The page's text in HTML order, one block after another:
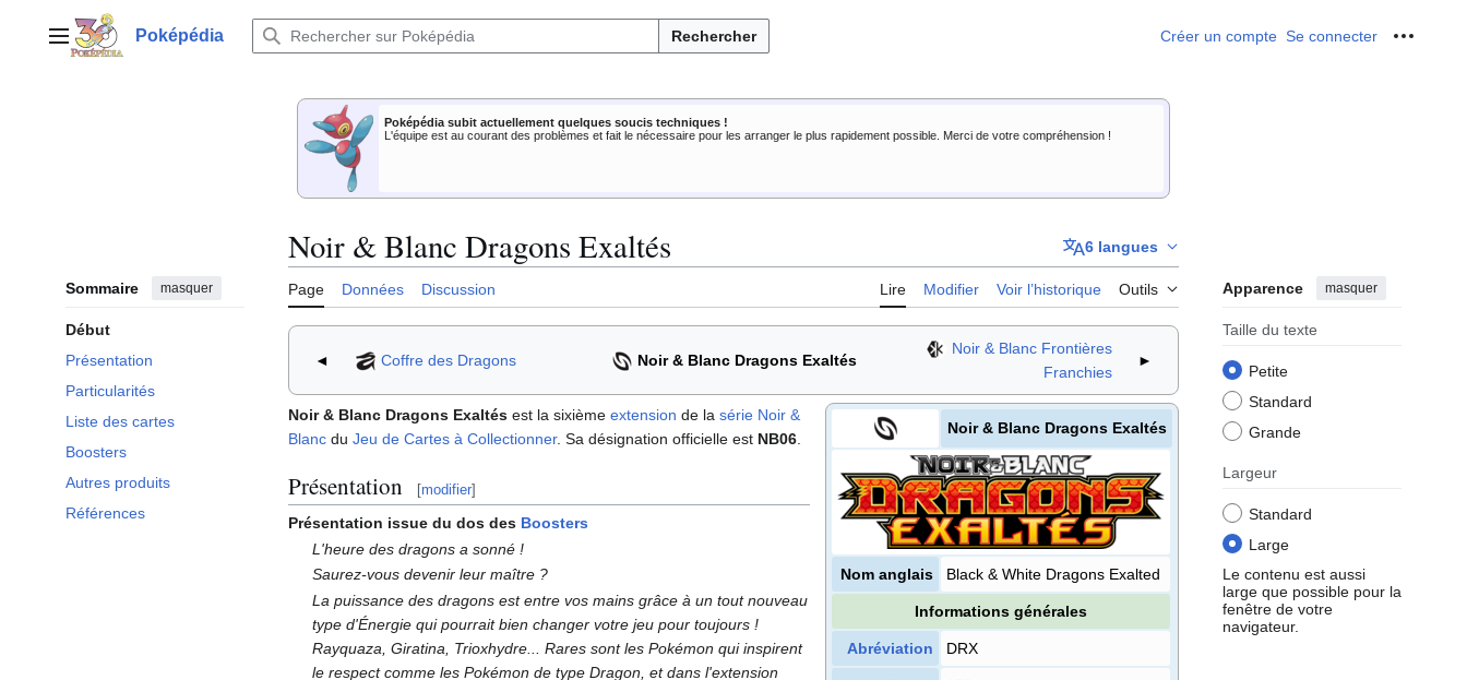
contenuMenu principalPoképédia Rechercher Créer un compte Se connecter Outils
Poképédia subit actuellement quelques soucis techniques !
L'équipe est au courant des problèmes et fait le nécessaire pour les arranger le plus rapidement possible. Merci de votre compréhension !
Sommaire masquer
Début
Présentation
Particularités
Liste des cartes
Boosters
Autres produits
Références
Noir & Blanc Dragons Exaltés 6 langues
Page Données Discussion Lire Modifier Voir l’historique Outils Apparence masquer
Taille du texte
Petite
Standard
Grande
Largeur
Standard
Large
Le contenu est aussi
large que possible pour la
fenêtre de votre
navigateur.
◄ Coffre des Dragons Noir & Blanc Dragons Exaltés
Noir & Blanc Frontières
Franchies
►
Noir & Blanc Dragons Exaltés
Nom anglais Black & White Dragons Exalted
Informations générales
Abréviation DRX
Noir & Blanc Dragons Exaltés est la sixième extension de la série Noir &
Blanc du Jeu de Cartes à Collectionner. Sa désignation officielle est NB06
Présentation [modifier]
Présentation issue du dos des Boosters
L'heure des dragons a sonné !
Saurez-vous devenir leur maître ?
La puissance des dragons est entre vos mains grâce à un tout nouveau
type d'Énergie qui pourrait bien changer votre jeu pour toujours !
Rayquaza, Giratina, Trioxhydre... Rares sont les Pokémon qui inspirent
le respect comme les Pokémon de type Dragon, et dans l'extension